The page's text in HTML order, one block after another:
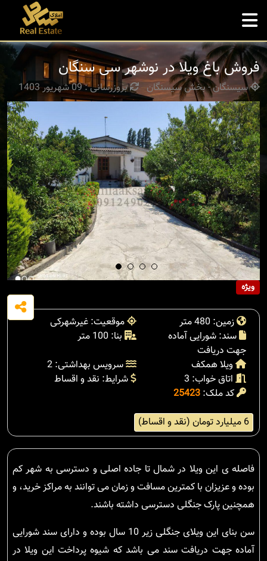
فروش باغ ویلا در نوشهر سی سنگان
سیسنگان - بخش سیسنگان بروزرسانی : 09 شهریور 1403
ویژه
زمین: 480 متر
موقعیت: غیرشهرکی
سند: شورایی آماده
جهت دریافت
بنا: 100 متر
ویلا همکف
سرویس بهداشتی: 2
اتاق خواب: 3
شرایط: نقد و اقساط
کد ملک: 25423
6 میلیارد تومان (نقد و اقساط)
فاصله ی این ویلا در شمال تا جاده اصلی و دسترسی به شهر کم
بوده و عزیزان با کمترین مسافت و زمان می توانند به مراکز خرید، و
همچنین پارک جنگلی دسترسی داشته باشند.
سن بنای این ویلای جنگلی زیر 10 سال بوده و دارای سند شورایی
آماده جهت دریافت سند می باشد که شیوه پرداخت این ویلا در